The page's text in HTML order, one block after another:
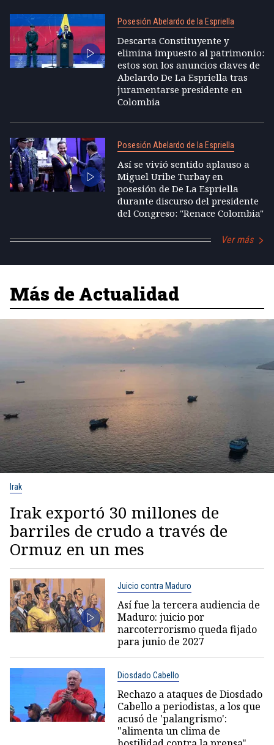
Posesión Abelardo de la Espriella
Descarta Constituyente y
elimina impuesto al patrimonio:
estos son los anuncios claves de
Abelardo De La Espriella tras
juramentarse presidente en
Colombia
Posesión Abelardo de la Espriella
Así se vivió sentido aplauso a
Miguel Uribe Turbay en
posesión de De La Espriella
durante discurso del presidente
del Congreso: "Renace Colombia"
Ver más
Más de Actualidad
Irak
Irak exportó 30 millones de
barriles de crudo a través de
Ormuz en un mes
Juicio contra Maduro
Así fue la tercera audiencia de
Maduro: juicio por
narcoterrorismo queda fijado
para junio de 2027
Diosdado Cabello
Rechazo a ataques de Diosdado
Cabello a periodistas, a los que
acusó de 'palangrismo':
"alimenta un clima de